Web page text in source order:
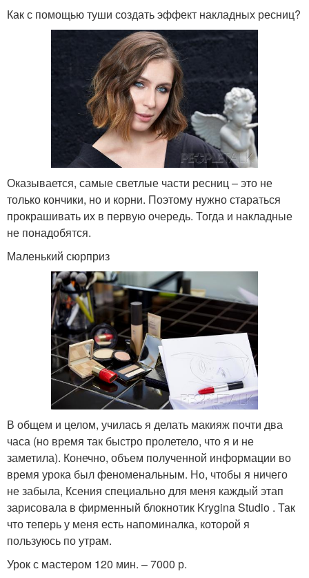
Как с помощью туши создать эффект накладных ресниц?
Оказывается, самые светлые части ресниц – это не
только кончики, но и корни. Поэтому нужно стараться
прокрашивать их в первую очередь. Тогда и накладные
не понадобятся.
Маленький сюрприз
В общем и целом, училась я делать макияж почти два
часа (но время так быстро пролетело, что я и не
заметила). Конечно, объем полученной информации во
время урока был феноменальным. Но, чтобы я ничего
не забыла, Ксения специально для меня каждый этап
зарисовала в фирменный блокнотик Krygina Studio . Так
что теперь у меня есть напоминалка, которой я
пользуюсь по утрам.
Урок с мастером 120 мин. – 7000 р.